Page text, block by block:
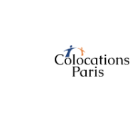
À
Ajouter
À propos